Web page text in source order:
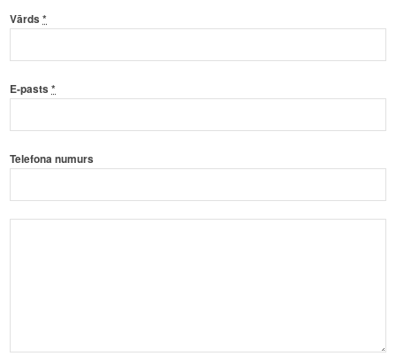
Vārds*
E-pasts*
Telefona numurs